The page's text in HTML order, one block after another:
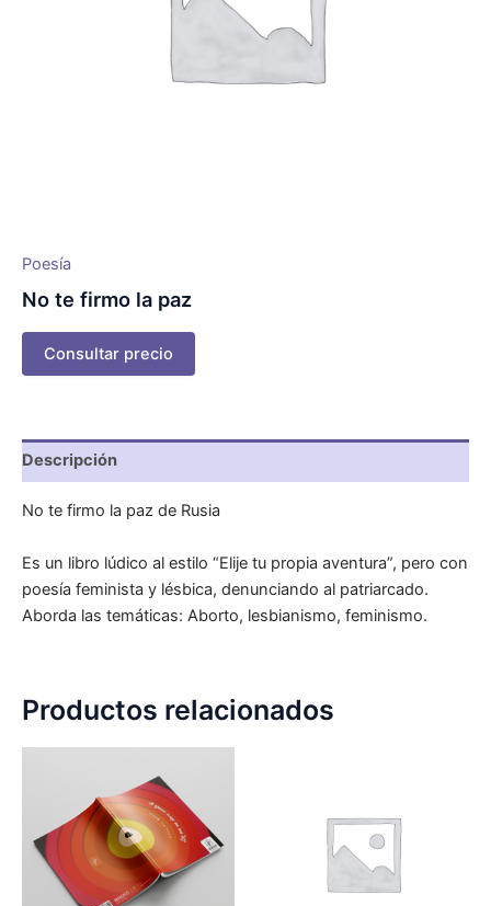
Poesía
No te firmo la paz
Consultar precio
Descripción
No te firmo la paz de Rusia
Es un libro lúdico al estilo “Elije tu propia aventura”, pero con
poesía feminista y lésbica, denunciando al patriarcado.
Aborda las temáticas: Aborto, lesbianismo, feminismo.
Productos relacionados